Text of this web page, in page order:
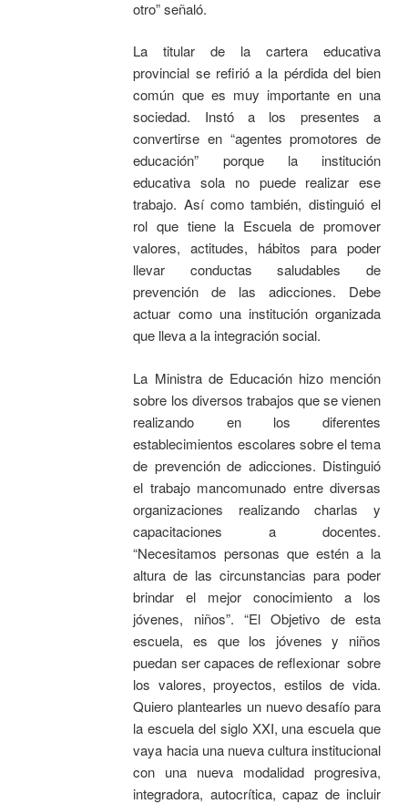
otro” señaló.
La titular de la cartera educativa
provincial se refirió a la pérdida del bien
común que es muy importante en una
sociedad. Instó a los presentes a
convertirse en “agentes promotores de
educación” porque la institución
educativa sola no puede realizar ese
trabajo. Así como también, distinguió el
rol que tiene la Escuela de promover
valores, actitudes, hábitos para poder
llevar conductas saludables de
prevención de las adicciones. Debe
actuar como una institución organizada
que lleva a la integración social.
La Ministra de Educación hizo mención
sobre los diversos trabajos que se vienen
realizando en los diferentes
establecimientos escolares sobre el tema
de prevención de adicciones. Distinguió
el trabajo mancomunado entre diversas
organizaciones realizando charlas y
capacitaciones a docentes.
“Necesitamos personas que estén a la
altura de las circunstancias para poder
brindar el mejor conocimiento a los
jóvenes, niños”. “El Objetivo de esta
escuela, es que los jóvenes y niños
puedan ser capaces de reflexionar sobre
los valores, proyectos, estilos de vida.
Quiero plantearles un nuevo desafío para
la escuela del siglo XXI, una escuela que
vaya hacia una nueva cultura institucional
con una nueva modalidad progresiva,
integradora, autocrítica, capaz de incluir